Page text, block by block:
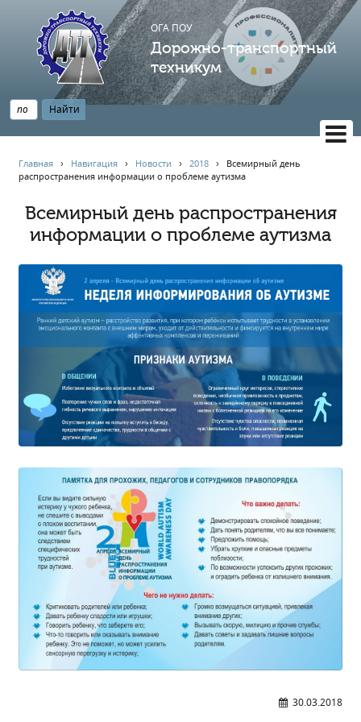
ОГА ПОУ
Дорожно-транспортный
техникум
НАВИГАЦИЯ
Главная
Профессионалитет
Опрос по качеству образования
Новости
Наблюдательный совет
Информация
Независимая оценка качества
Профориентация
Обращения онлайн
Контакты
Региональный центр по профилактике ДДТТ
Учебно-производственный комплекс
Центр карьеры
Противодействие коррупции
Всероссийское чемпионатное движение
Региональная инновационная площадка
СВЕДЕНИЯ ОБ ОБРАЗОВАТЕЛЬНОЙ ОРГАНИЗАЦИИ
Основные сведения
Главная › Навигация › Новости ›2018 › Всемирный день
распространения информации о проблеме аутизма
Всемирный день распространения
информации о проблеме аутизма
30.03.2018